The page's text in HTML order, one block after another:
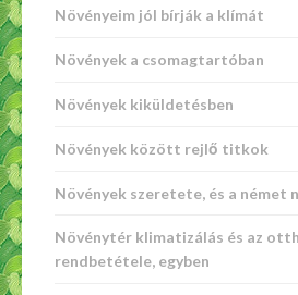
Növényeim jól bírják a klímát
Növények a csomagtartóban
Növények kiküldetésben
Növények között rejlő titkok
Növények szeretete, és a német
Növénytér klimatizálás és az
rendbetétele, egyben